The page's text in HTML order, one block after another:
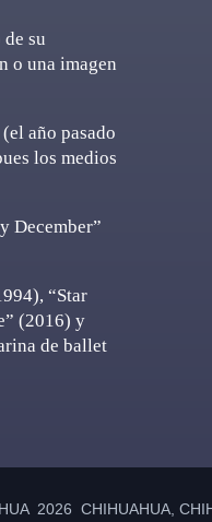
su
o una imagen
año pasado
los medios
December”
“Star
(2016) y
de ballet
2026 CHIHUAHUA,